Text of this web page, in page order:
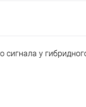
сигнала у